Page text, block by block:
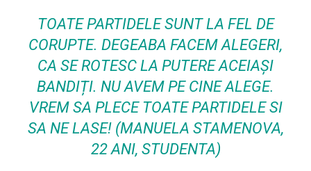
TOATE PARTIDELE SUNT LA FEL DE
CORUPTE. DEGEABA FACEM ALEGERI,
CA SE ROTESC LA PUTERE ACEIAȘI
BANDIȚI. NU AVEM PE CINE ALEGE.
VREM SA PLECE TOATE PARTIDELE SI
SA NE LASE! (MANUELA STAMENOVA,
22 ANI, STUDENTA)